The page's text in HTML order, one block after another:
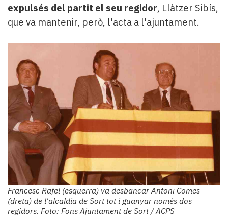
expulsés del partit el seu regidor, Llàtzer Sibís,
que va mantenir, però, l'acta a l'ajuntament.
Francesc Rafel (esquerra) va desbancar Antoni Comes
(dreta) de l'alcaldia de Sort tot i guanyar només dos
regidors. Foto: Fons Ajuntament de Sort / ACPS